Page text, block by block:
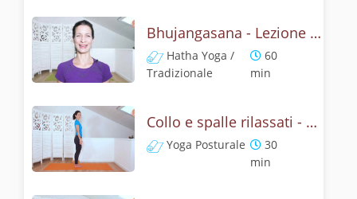
Bhujangasana - Lezione yoga con la storia del cobra
Hatha Yoga /
Tradizionale
60
min
Collo e spalle rilassati - Garudasana Yoga Posturale
Yoga Posturale
30
min